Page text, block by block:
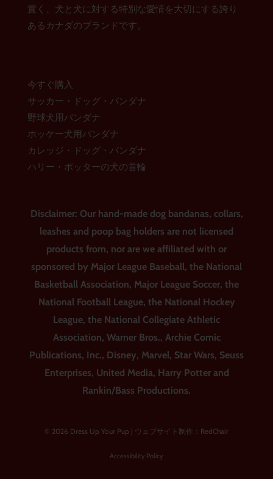
置く、犬と犬に対する特別な愛情を大切にする誇り
あるカナダのブランドです。
今すぐ購入
サッカー・ドッグ・バンダナ
野球犬用バンダナ
ホッケー犬用バンダナ
カレッジ・ドッグ・バンダナ
ハリー・ポッターの犬の首輪
Disclaimer: Our hand-made dog bandanas, collars,
leashes and poop bag holders are not licensed
products from, nor are we affiliated with or
sponsored by Major League Baseball, the National
Basketball Association, Major League Soccer, the
National Football League, the National Hockey
League, the National Collegiate Athletic
Association, Warner Bros., Archie Comic
Publications, Inc., Disney, Marvel, Star Wars, Seuss
Enterprises, United Media, Harry Potter and
Rankin/Bass Productions.
© 2026 Dress Up Your Pup | ウェブサイト制作：RedChair
Accessibility Policy